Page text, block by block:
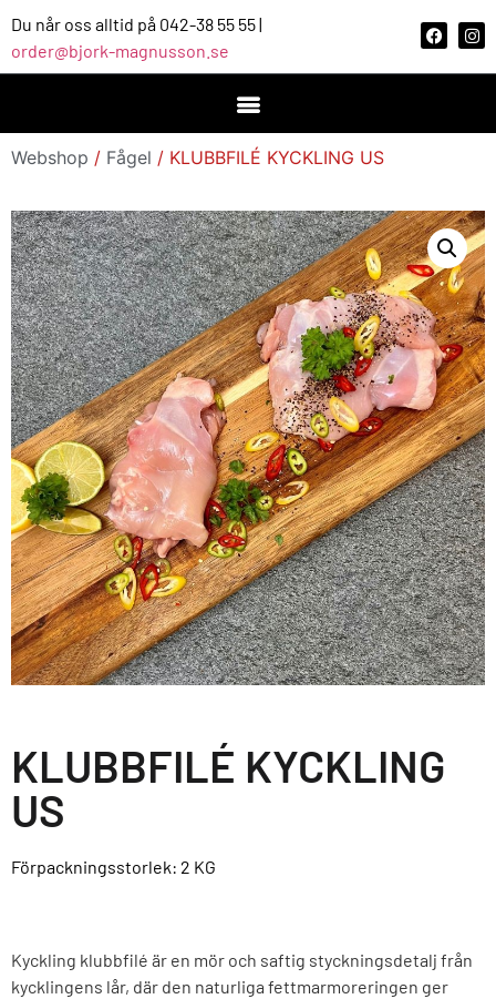
Du når oss alltid på 042-38 55 55 |
order@bjork-magnusson.se
Webshop / Fågel / KLUBBFILÉ KYCKLING US
KLUBBFILÉ KYCKLING
US
Förpackningsstorlek: 2 KG
Kyckling klubbfilé är en mör och saftig styckningsdetalj från
kycklingens lår, där den naturliga fettmarmoreringen ger